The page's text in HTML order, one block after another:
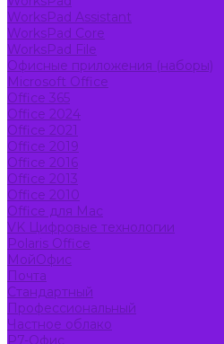
WorksPad Assistant
WorksPad Core
WorksPad File
Офисные приложения (наборы)
Microsoft Office
Office 365
Office 2024
Office 2021
Office 2019
Office 2016
Office 2013
Office 2010
Office для Mac
VK Цифровые технологии
Polaris Office
МойОфис
Почта
Стандартный
Профессиональный
Частное облако
Р7-Офис